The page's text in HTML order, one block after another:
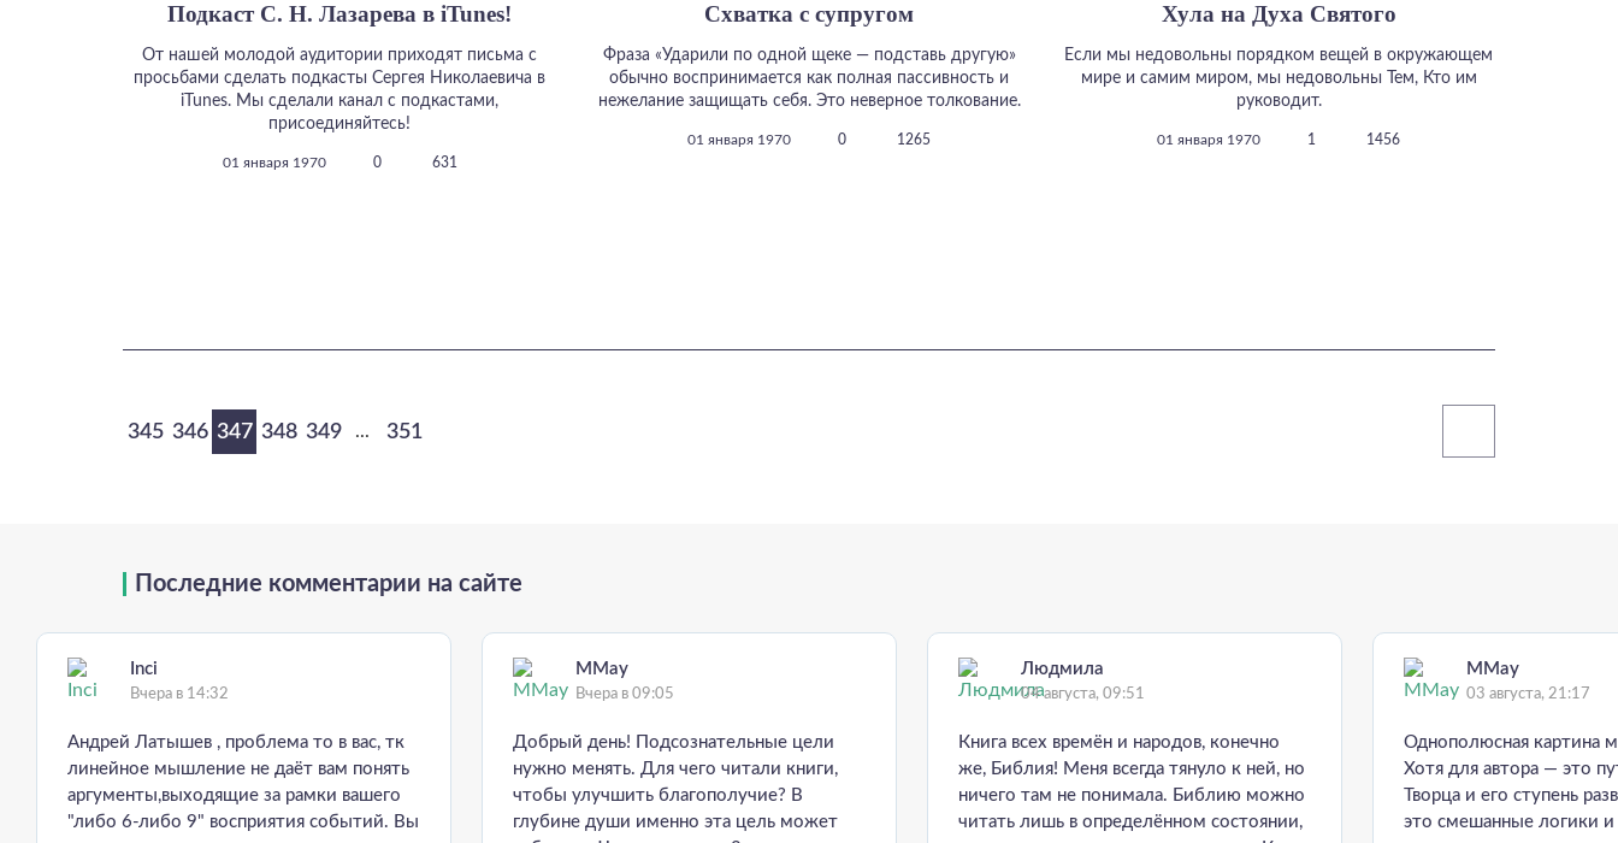
Подкаст С. Н. Лазарева в iTunes!
От нашей молодой аудитории приходят письма с
просьбами сделать подкасты Сергея Николаевича в
iTunes. Мы сделали канал с подкастами,
присоединяйтесь!
01 января 1970 0 631
Схватка с супругом
Фраза «Ударили по одной щеке — подставь другую»
обычно воспринимается как полная пассивность и
нежелание защищать себя. Это неверное толкование.
01 января 1970 0 1265
Хула на Духа Святого
Если мы недовольны порядком вещей в окружающем
мире и самим миром, мы недовольны Тем, Кто им
руководит.
01 января 1970 1 1456
345 346 347 348 349 ... 351
Последние комментарии на сайте
Inci
Вчера в 14:32
Андрей Латышев , проблема то в вас, тк
линейное мышление не даёт вам понять
аргументы,выходящие за рамки вашего
"либо 6-либо 9" восприятия событий. Вы
MMay
Вчера в 09:05
Добрый день! Подсознательные цели
нужно менять. Для чего читали книги,
чтобы улучшить благополучие? В
глубине души именно эта цель может
Людмила
04 августа, 09:51
Книга всех времён и народов, конечно
же, Библия! Меня всегда тянуло к ней, но
ничего там не понимала. Библию можно
читать лишь в определённом состоянии,
MMay
03 августа, 21:17
Однополюсная картина
Хотя для автора — это
Творца и его ступень
это смешанные логики